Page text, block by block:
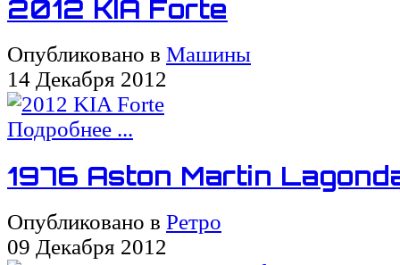
2012 KIA Forte
Опубликовано в Машины
14 Декабря 2012
Подробнее ...
1976 Aston Martin
Опубликовано в Ретро
09 Декабря 2012